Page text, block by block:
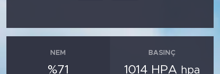
NEM
%71
BASINÇ
1014 HPA hpa